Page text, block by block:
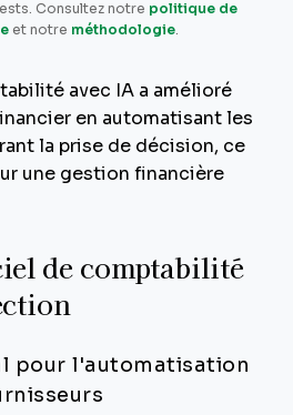
Consultez notre politique de
et notre méthodologie.
avec IA a amélioré
en automatisant les
la prise de décision, ce
une gestion financière
de comptabilité
pour l'automatisation